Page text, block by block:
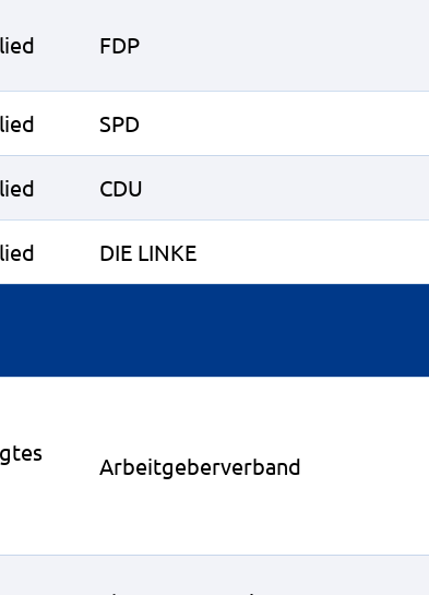
FDP
SPD
CDU
DIE LINKE
Arbeitgeberverband